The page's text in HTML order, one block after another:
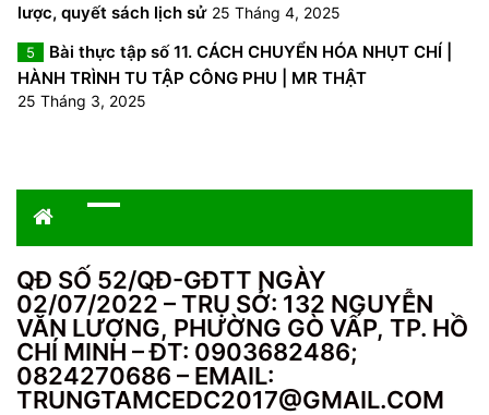
lược, quyết sách lịch sử 25 Tháng 4, 2025
5
Bài thực tập số 11. CÁCH CHUYỂN HÓA NHỤT CHÍ |
HÀNH TRÌNH TU TẬP CÔNG PHU | MR THẬT
25 Tháng 3, 2025
QĐ SỐ 52/QĐ-GĐTT NGÀY
02/07/2022 – TRỤ SỞ: 132 NGUYỄN
VĂN LƯỢNG, PHƯỜNG GÒ VẤP, TP. HỒ
CHÍ MINH – ĐT: 0903682486;
0824270686 – EMAIL:
TRUNGTAMCEDC2017@GMAIL.COM